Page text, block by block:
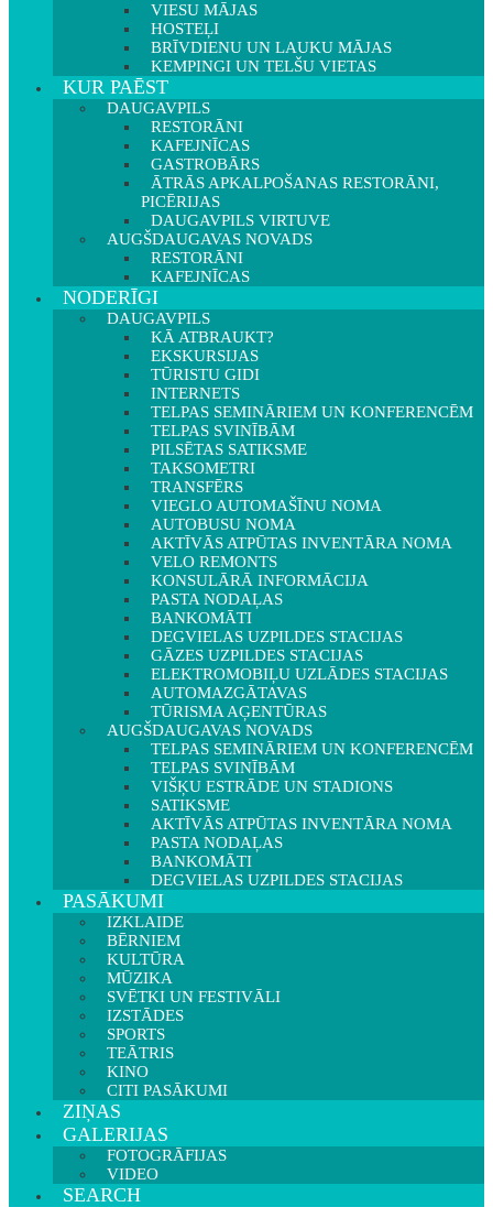
VIESU MĀJAS
HOSTEĻI
BRĪVDIENU UN LAUKU MĀJAS
KEMPINGI UN TELŠU VIETAS
KUR PAĒST
DAUGAVPILS
RESTORĀNI
KAFEJNĪCAS
GASTROBĀRS
ĀTRĀS APKALPOŠANAS RESTORĀNI,
PICĒRIJAS
DAUGAVPILS VIRTUVE
AUGŠDAUGAVAS NOVADS
RESTORĀNI
KAFEJNĪCAS
NODERĪGI
DAUGAVPILS
KĀ ATBRAUKT?
EKSKURSIJAS
TŪRISTU GIDI
INTERNETS
TELPAS SEMINĀRIEM UN KONFERENCĒM
TELPAS SVINĪBĀM
PILSĒTAS SATIKSME
TAKSOMETRI
TRANSFĒRS
VIEGLO AUTOMAŠĪNU NOMA
AUTOBUSU NOMA
AKTĪVĀS ATPŪTAS INVENTĀRA NOMA
VELO REMONTS
KONSULĀRĀ INFORMĀCIJA
PASTA NODAĻAS
BANKOMĀTI
DEGVIELAS UZPILDES STACIJAS
GĀZES UZPILDES STACIJAS
ELEKTROMOBIĻU UZLĀDES STACIJAS
AUTOMAZGĀTAVAS
TŪRISMA AĢENTŪRAS
AUGŠDAUGAVAS NOVADS
TELPAS SEMINĀRIEM UN KONFERENCĒM
TELPAS SVINĪBĀM
VIŠĶU ESTRĀDE UN STADIONS
SATIKSME
AKTĪVĀS ATPŪTAS INVENTĀRA NOMA
PASTA NODAĻAS
BANKOMĀTI
DEGVIELAS UZPILDES STACIJAS
PASĀKUMI
IZKLAIDE
BĒRNIEM
KULTŪRA
MŪZIKA
SVĒTKI UN FESTIVĀLI
IZSTĀDES
SPORTS
TEĀTRIS
KINO
CITI PASĀKUMI
ZIŅAS
GALERIJAS
FOTOGRĀFIJAS
VIDEO
SEARCH